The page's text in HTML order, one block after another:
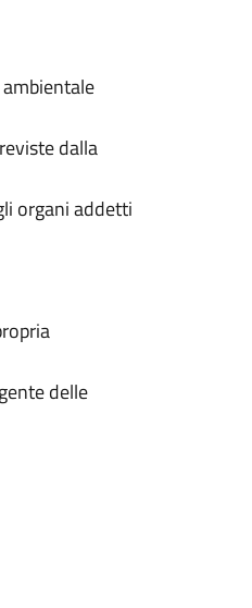
dalla
organi addetti
delle